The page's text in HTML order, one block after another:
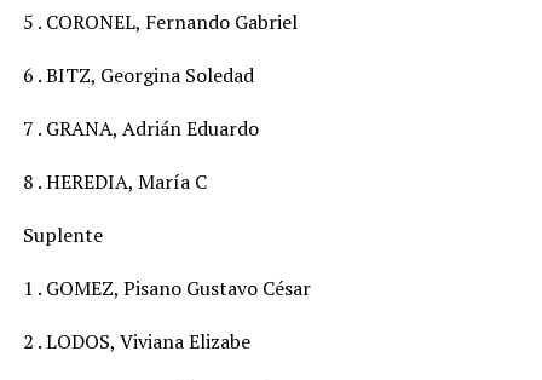
5 . CORONEL, Fernando Gabriel
6 . BITZ, Georgina Soledad
7 . GRANA, Adrián Eduardo
8 . HEREDIA, María C
Suplente
1 . GOMEZ, Pisano Gustavo César
2 . LODOS, Viviana Elizabe